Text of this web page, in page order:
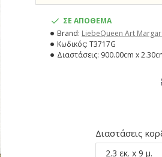
ΣΕ ΑΠΟΘΕΜΑ
Brand: LiebeQueen Art
Κωδικός: T3717G
Διαστάσεις: 900.00cm x
Διαστάσεις